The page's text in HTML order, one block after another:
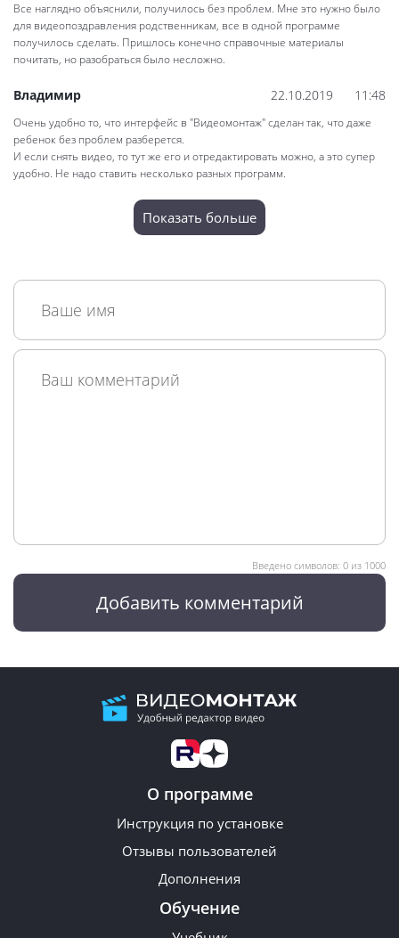
Все наглядно объяснили, получилось без проблем. Мне это нужно было
для видеопоздравления родственникам, все в одной программе
получилось сделать. Пришлось конечно справочные материалы
почитать, но разобраться было несложно.
Владимир 22.10.2019 11:48
Очень удобно то, что интерфейс в "Видеомонтаж" сделан так, что даже
ребенок без проблем разберется.
И если снять видео, то тут же его и отредактировать можно, а это супер
удобно. Не надо ставить несколько разных программ.
Показать больше
Введено символов: 0 из 1000
Добавить комментарий
О программе
Инструкция по установке
Отзывы пользователей
Дополнения
Обучение